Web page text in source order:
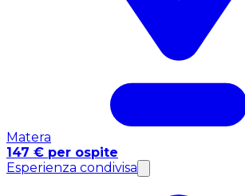
Matera
147 € per ospite
Esperienza condivisa